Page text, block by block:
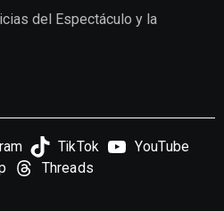
del Espectáculo y la
TikTok
YouTube
Threads